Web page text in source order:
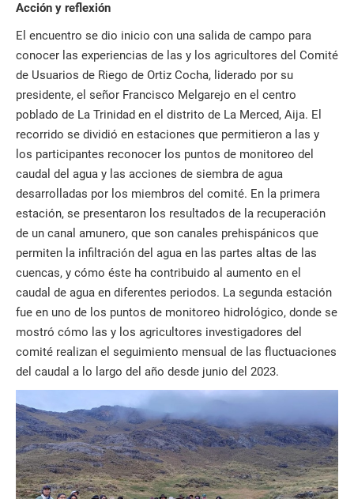
Acción y reflexión
El encuentro se dio inicio con una salida de campo para
conocer las experiencias de las y los agricultores del Comité
de Usuarios de Riego de Ortiz Cocha, liderado por su
presidente, el señor Francisco Melgarejo en el centro
poblado de La Trinidad en el distrito de La Merced, Aija. El
recorrido se dividió en estaciones que permitieron a las y
los participantes reconocer los puntos de monitoreo del
caudal del agua y las acciones de siembra de agua
desarrolladas por los miembros del comité. En la primera
estación, se presentaron los resultados de la recuperación
de un canal amunero, que son canales prehispánicos que
permiten la infiltración del agua en las partes altas de las
cuencas, y cómo éste ha contribuido al aumento en el
caudal de agua en diferentes periodos. La segunda estación
fue en uno de los puntos de monitoreo hidrológico, donde se
mostró cómo las y los agricultores investigadores del
comité realizan el seguimiento mensual de las fluctuaciones
del caudal a lo largo del año desde junio del 2023.